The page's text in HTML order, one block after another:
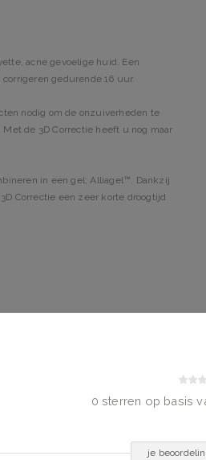
acne gevoelige huid. Een
gedurende 16 uur.
nodig om de onzuiverheden te
de 3D Correctie heeft u nog maar
in een gel; Alliagel™. Dankzij
Correctie een zeer korte droogtijd
over het gezicht en van binnen
0 sterren op basis
je